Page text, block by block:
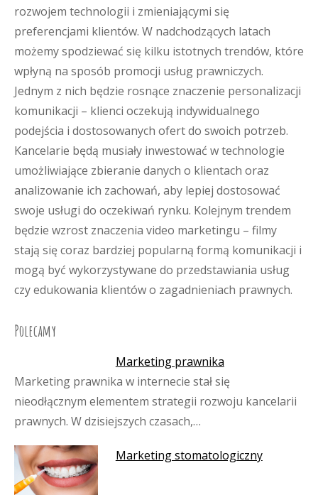
rozwojem technologii i zmieniającymi się
preferencjami klientów. W nadchodzących latach
możemy spodziewać się kilku istotnych trendów, które
wpłyną na sposób promocji usług prawniczych.
Jednym z nich będzie rosnące znaczenie personalizacji
komunikacji – klienci oczekują indywidualnego
podejścia i dostosowanych ofert do swoich potrzeb.
Kancelarie będą musiały inwestować w technologie
umożliwiające zbieranie danych o klientach oraz
analizowanie ich zachowań, aby lepiej dostosować
swoje usługi do oczekiwań rynku. Kolejnym trendem
będzie wzrost znaczenia video marketingu – filmy
stają się coraz bardziej popularną formą komunikacji i
mogą być wykorzystywane do przedstawiania usług
czy edukowania klientów o zagadnieniach prawnych.
Polecamy
Marketing prawnika
Marketing prawnika w internecie stał się
nieodłącznym elementem strategii rozwoju kancelarii
prawnych. W dzisiejszych czasach,…
Marketing stomatologiczny